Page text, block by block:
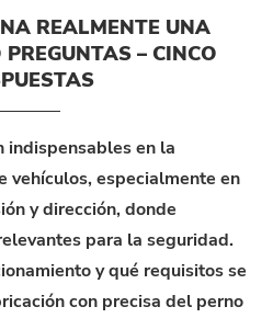
REALMENTE UNA
– CINCO
indispensables en la
vehículos, especialmente en
y dirección, donde
para la seguridad.
y qué requisitos se
con precisa del perno